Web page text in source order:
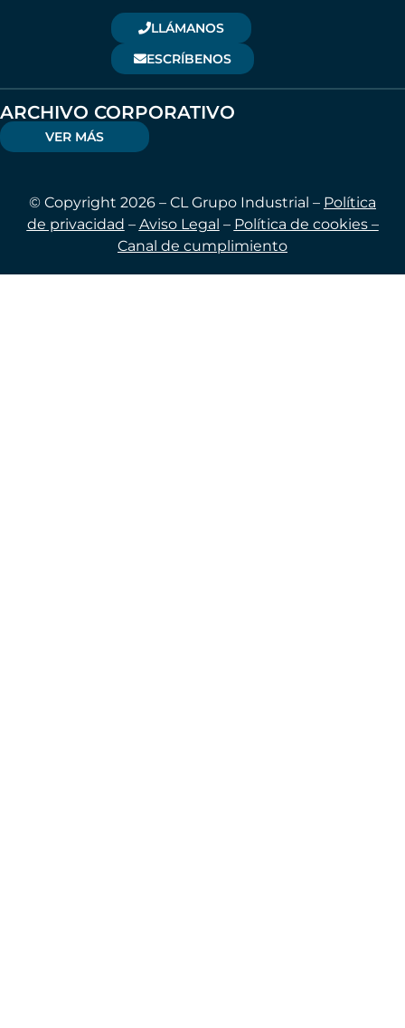
LLÁMANOS
ESCRÍBENOS
ARCHIVO CORPORATIVO
VER MÁS
© Copyright 2026 – CL Grupo Industrial – Política
de privacidad – Aviso Legal – Política de cookies –
Canal de cumplimiento